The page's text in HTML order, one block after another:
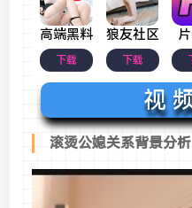
高端黑料
下载
狼友社区
下载
视
滚烫公媳关系背景分析